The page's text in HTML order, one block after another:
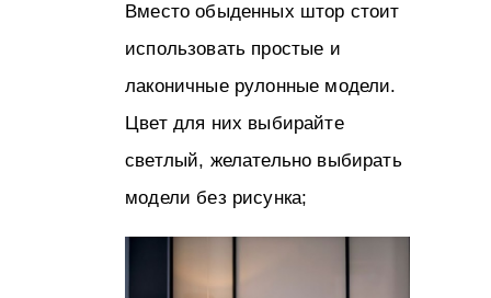
Вместо обыденных штор стоит
использовать простые и
лаконичные рулонные модели.
Цвет для них выбирайте
светлый, желательно выбирать
модели без рисунка;